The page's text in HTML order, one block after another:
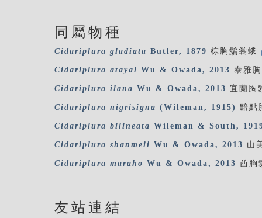
同屬物種
Cidariplura gladiata Butler, 1879 棕胸鬚裳蛾
Cidariplura atayal Wu & Owada, 2013 泰雅
Cidariplura ilana Wu & Owada, 2013 宜蘭胸
Cidariplura nigrisigna (Wileman, 1915) 黯點
Cidariplura bilineata Wileman & South,
Cidariplura shanmeii Wu & Owada, 2013 山
Cidariplura maraho Wu & Owada, 2013 酋胸
友站連結